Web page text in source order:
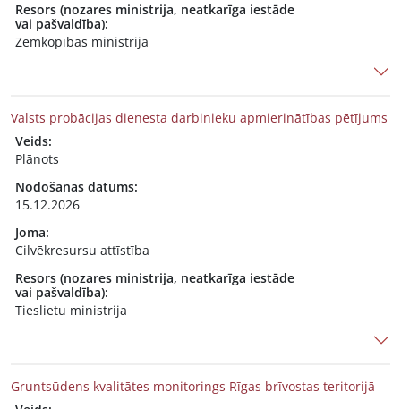
Resors (nozares ministrija, neatkarīga iestāde
vai pašvaldība):
Zemkopības ministrija
Valsts probācijas dienesta darbinieku apmierinātības pētījums
Veids:
Plānots
Nodošanas datums:
15.12.2026
Joma:
Cilvēkresursu attīstība
Resors (nozares ministrija, neatkarīga iestāde
vai pašvaldība):
Tieslietu ministrija
Gruntsūdens kvalitātes monitorings Rīgas brīvostas teritorijā